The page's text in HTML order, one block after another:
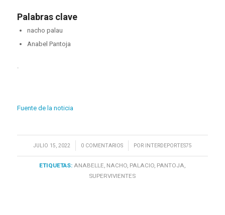
Palabras clave
nacho palau
Anabel Pantoja
.
Fuente de la noticia
JULIO 15, 2022
/ 0 COMENTARIOS
/ POR INTERDEPORTES75
ETIQUETAS: ANABELLE, NACHO, PALACIO, PANTOJA,
SUPERVIVIENTES